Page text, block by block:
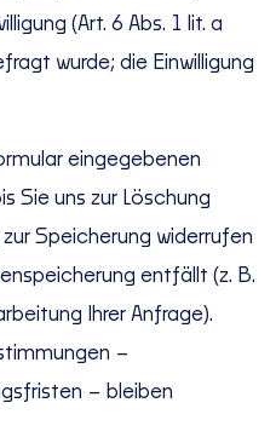
(Art. 6 Abs. 1 lit. a
wurde; die Einwilligung
eingegebenen
Sie uns zur Löschung
Speicherung widerrufen
entfällt (z. B.
Ihrer Anfrage).
–
– bleiben